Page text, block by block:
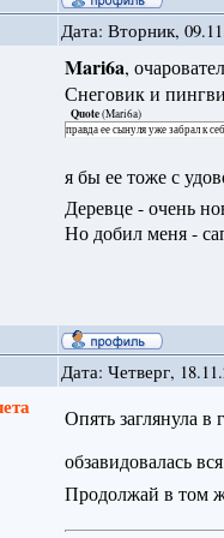
Дата: Вторник,
Mari6a,
Снеговик и
Quote(Mari6a)
правда ее сынуля уже забрал к
я бы ее тоже с
Деревце - очень
Но добил меня -
Дата: Четверг,
Опять заглянула
обзавидовалась
Продолжай в том